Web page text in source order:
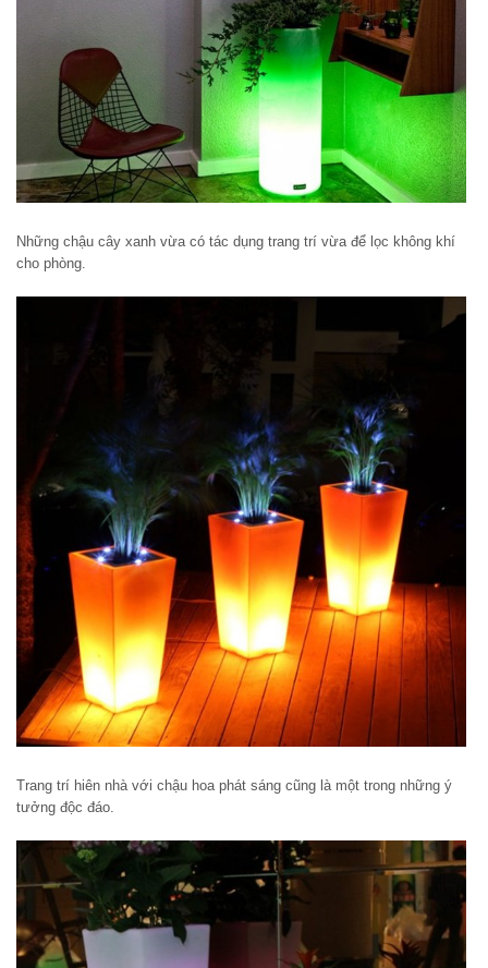
Những chậu cây xanh vừa có tác dụng trang trí vừa để lọc không khí
cho phòng.
Trang trí hiên nhà với chậu hoa phát sáng cũng là một trong những ý
tưởng độc đáo.